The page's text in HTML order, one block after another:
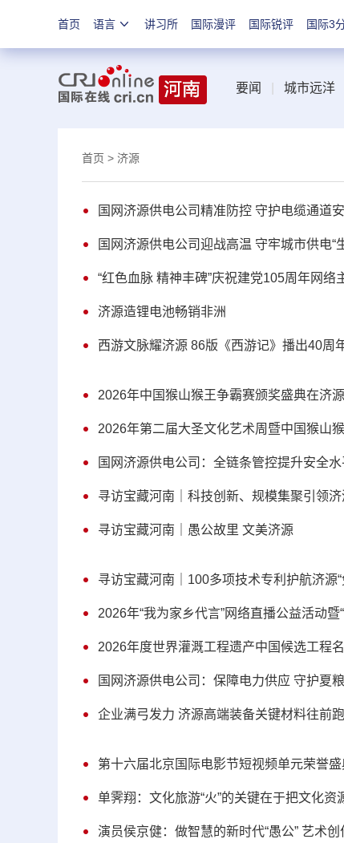
首页 语言 讲习所 国际漫评 国际锐评 国际3
要闻 城市远洋
首页 > 济源
国网济源供电公司精准防控 守护电缆通道
国网济源供电公司迎战高温 守牢城市供电“
“红色血脉 精神丰碑”庆祝建党105周年网络
济源造锂电池畅销非洲
西游文脉耀济源 86版《西游记》播出40周
2026年中国猴山猴王争霸赛颁奖盛典在济
2026年第二届大圣文化艺术周暨中国猴山
国网济源供电公司：全链条管控提升安全水
寻访宝藏河南｜科技创新、规模集聚引领
寻访宝藏河南｜愚公故里 文美济源
寻访宝藏河南｜100多项技术专利护航济源
2026年“我为家乡代言”网络直播公益活动
2026年度世界灌溉工程遗产中国候选工程
国网济源供电公司：保障电力供应 守护夏
企业满弓发力 济源高端装备关键材料往前跑
第十六届北京国际电影节短视频单元荣誉
单霁翔：文化旅游“火”的关键在于把文化资
演员侯京健：做智慧的新时代“愚公” 艺术